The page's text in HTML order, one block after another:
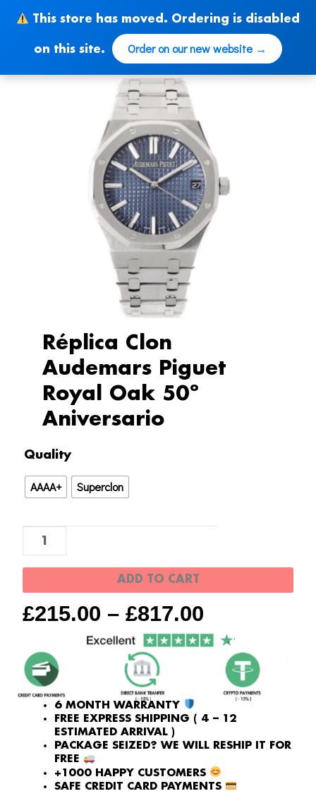
This store has moved. Ordering is disabled
on this site. Order on our new website →
content
Réplica Clon
Audemars Piguet
Royal Oak 50º
Aniversario
£215.00 – £817.00
Quality
AAAA+ Superclon
Réplica
Audemars
Royal
50º
Aniversario
quantity
ADD TO CART
6 MONTH WARRANTY
FREE EXPRESS SHIPPING ( 4 – 12
ESTIMATED ARRIVAL )
PACKAGE SEIZED? WE WILL RESHIP IT FOR
FREE
+1000 HAPPY CUSTOMERS
SAFE CREDIT CARD PAYMENTS